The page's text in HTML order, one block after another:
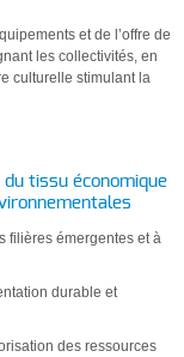
et de l’offre de
les collectivités, en
culturelle stimulant la
tissu économique
filières émergentes et à
durable et
des ressources